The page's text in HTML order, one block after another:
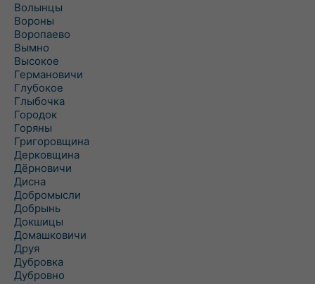
Волынцы
Вороны
Воропаево
Вымно
Высокое
Германовичи
Глубокое
Глыбочка
Городок
Горяны
Григоровщина
Дерковщина
Дёрновичи
Дисна
Добромысли
Добрынь
Докшицы
Домашковичи
Друя
Дубровка
Дубровно